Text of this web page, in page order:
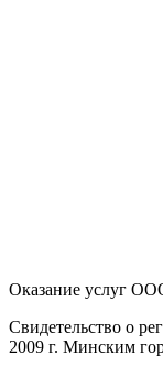
Оказание услуг
Свидетельство о
2009 г. Минским